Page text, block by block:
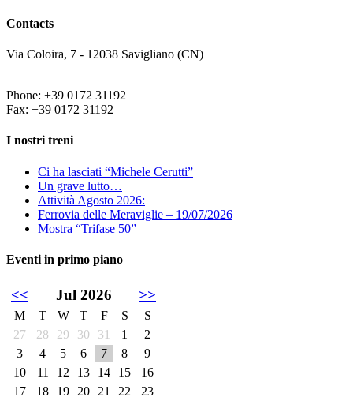
Contacts
Via Coloira, 7 - 12038 Savigliano (CN)
Phone: +39 0172 31192
Fax: +39 0172 31192
I nostri treni
Ci ha lasciati “Michele Cerutti”
Un grave lutto…
Attività Agosto 2026:
Ferrovia delle Meraviglie – 19/07/2026
Mostra “Trifase 50”
Eventi in primo piano
<< Jul 2026 >>
M T W T F S
S
27
28 29 30 31 1
2
3
4 5 6 7 8
9
10
11 12 13 14 15
16
17
18 19 20 21 22 23